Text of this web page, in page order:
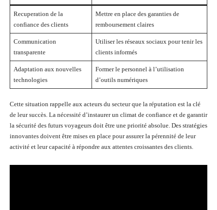
Recuperation de la
confiance des clients
Mettre en place des garanties de
remboursement claires
Communication
transparente
Utiliser les réseaux sociaux pour tenir les
clients informés
Adaptation aux nouvelles
technologies
Former le personnel à l’utilisation
d’outils numériques
Cette situation rappelle aux acteurs du secteur que la réputation est la clé
de leur succès. La nécessité d’instaurer un climat de confiance et de garantir
la sécurité des futurs voyageurs doit être une priorité absolue. Des stratégies
innovantes doivent être mises en place pour assurer la pérennité de leur
activité et leur capacité à répondre aux attentes croissantes des clients.